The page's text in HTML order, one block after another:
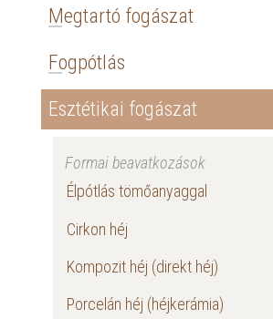
Megtartó fogászat
Fogpótlás
Esztétikai fogászat
Formai beavatkozások
Élpótlás tömőanyaggal
Cirkon héj
Kompozit héj (direkt héj)
Porcelán héj (héjkerámia)